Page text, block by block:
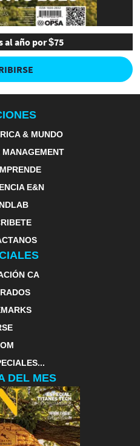
al año por $75
& MUNDO
MANAGEMENT
E&N
CA
DEL MES